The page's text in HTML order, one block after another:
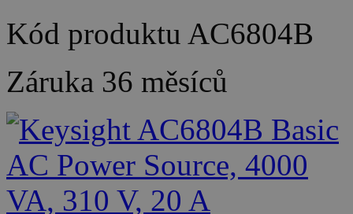
Kód produktu AC6804B
Záruka 36 měsíců